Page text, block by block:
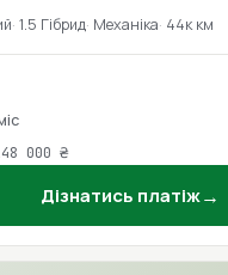
1.5 Гібрид Механіка 44к км
000 ₴
Дізнатись платіж→